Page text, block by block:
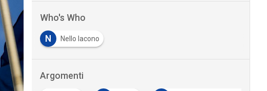
Who's Who
N Nello Iacono
Argomenti